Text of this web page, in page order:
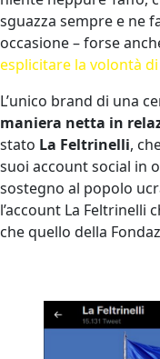
sguazza sempre e ne
occasione – forse
esplicitare la volontà
L’unico brand di una
maniera netta in
stato La Feltrinelli,
suoi account social in
sostegno al popolo
l’account La Feltrinelli
che quello della